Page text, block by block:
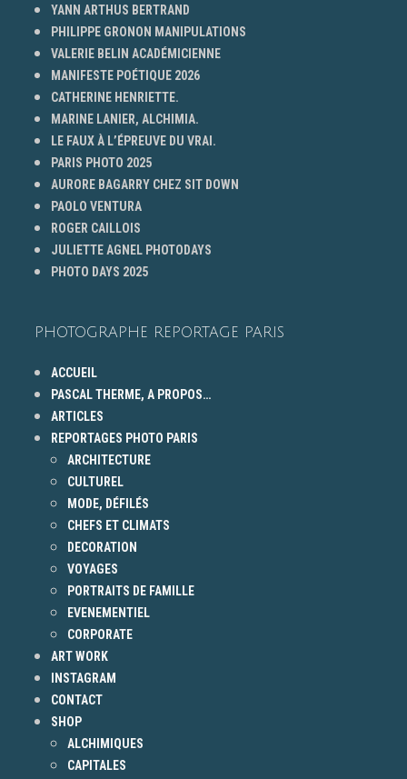
YANN ARTHUS BERTRAND
PHILIPPE GRONON MANIPULATIONS
VALERIE BELIN ACADÉMICIENNE
MANIFESTE POÉTIQUE 2026
CATHERINE HENRIETTE.
MARINE LANIER, ALCHIMIA.
LE FAUX À L’ÉPREUVE DU VRAI.
PARIS PHOTO 2025
AURORE BAGARRY CHEZ SIT DOWN
PAOLO VENTURA
ROGER CAILLOIS
JULIETTE AGNEL PHOTODAYS
PHOTO DAYS 2025
PHOTOGRAPHE REPORTAGE PARIS
ACCUEIL
PASCAL THERME, A PROPOS…
ARTICLES
REPORTAGES PHOTO PARIS
ARCHITECTURE
CULTUREL
MODE, DÉFILÉS
CHEFS ET CLIMATS
DECORATION
VOYAGES
PORTRAITS DE FAMILLE
EVENEMENTIEL
CORPORATE
ART WORK
INSTAGRAM
CONTACT
SHOP
ALCHIMIQUES
CAPITALES